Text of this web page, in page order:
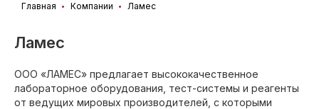
Главная Компании Ламес
Ламес
ООО «ЛАМЕС» предлагает высококачественное
лабораторное оборудования, тест-системы и реагенты
от ведущих мировых производителей, с которыми